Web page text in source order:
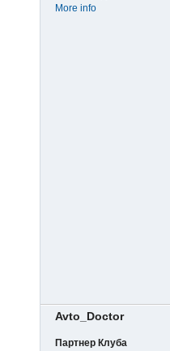
More info
Avto_Doctor
Партнер Клуба